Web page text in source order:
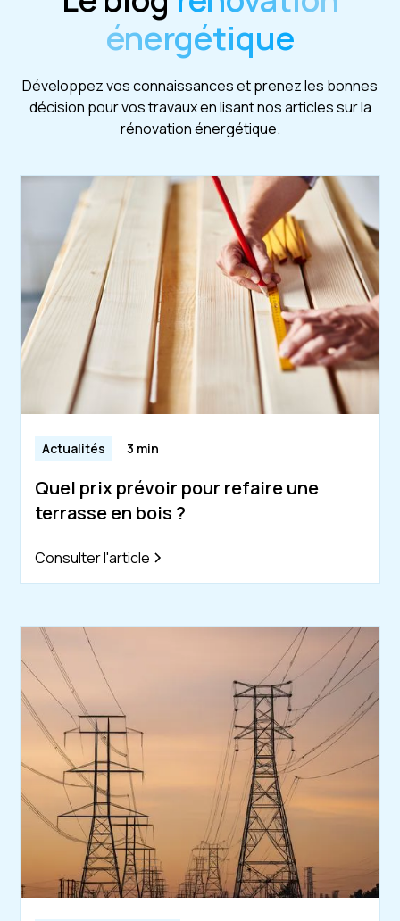
énergétique
Développez vos connaissances et prenez les bonnes
décision pour vos travaux en lisant nos articles sur la
rénovation énergétique.
Actualités 3 min
Quel prix prévoir pour refaire une
terrasse en bois ?
Consulter l'article